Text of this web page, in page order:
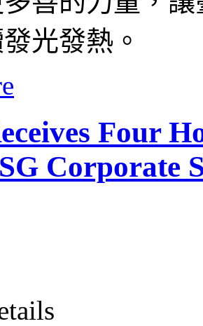
光發熱。
Four
Corporate